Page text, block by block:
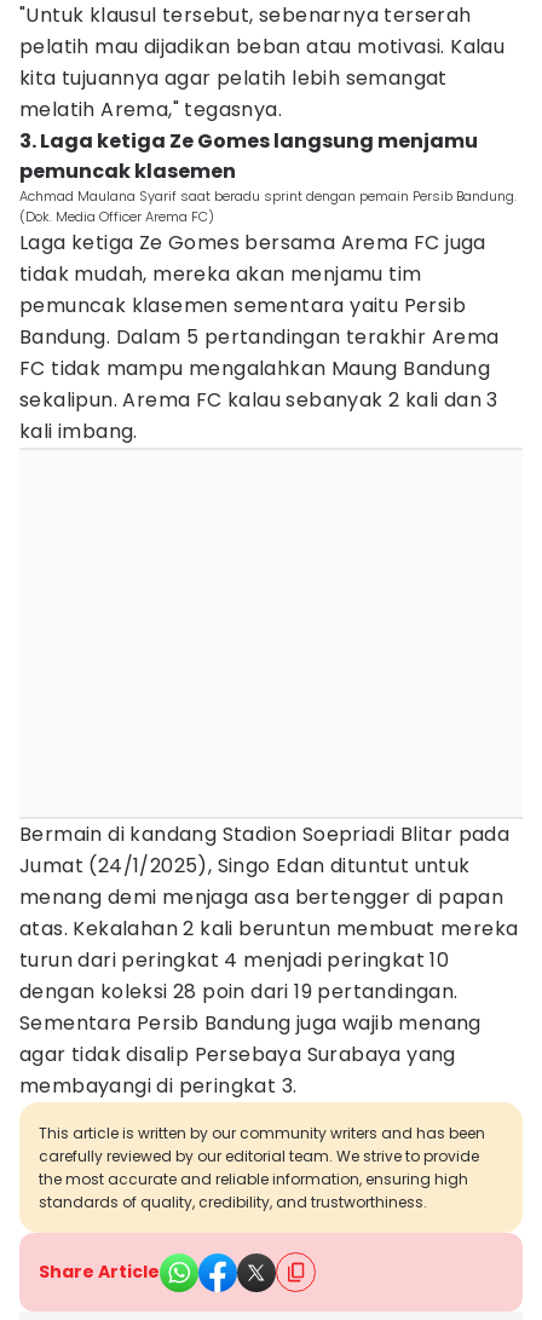
"Untuk klausul tersebut, sebenarnya terserah
pelatih mau dijadikan beban atau motivasi. Kalau
kita tujuannya agar pelatih lebih semangat
melatih Arema," tegasnya.
3. Laga ketiga Ze Gomes langsung menjamu
pemuncak klasemen
Achmad Maulana Syarif saat beradu sprint dengan pemain Persib Bandung.
(Dok. Media Officer Arema FC)
Laga ketiga Ze Gomes bersama Arema FC juga
tidak mudah, mereka akan menjamu tim
pemuncak klasemen sementara yaitu Persib
Bandung. Dalam 5 pertandingan terakhir Arema
FC tidak mampu mengalahkan Maung Bandung
sekalipun. Arema FC kalau sebanyak 2 kali dan 3
kali imbang.
Bermain di kandang Stadion Soepriadi Blitar pada
Jumat (24/1/2025), Singo Edan dituntut untuk
menang demi menjaga asa bertengger di papan
atas. Kekalahan 2 kali beruntun membuat mereka
turun dari peringkat 4 menjadi peringkat 10
dengan koleksi 28 poin dari 19 pertandingan.
Sementara Persib Bandung juga wajib menang
agar tidak disalip Persebaya Surabaya yang
membayangi di peringkat 3.
This article is written by our community writers and has been
carefully reviewed by our editorial team. We strive to provide
the most accurate and reliable information, ensuring high
standards of quality, credibility, and trustworthiness.
Share Article